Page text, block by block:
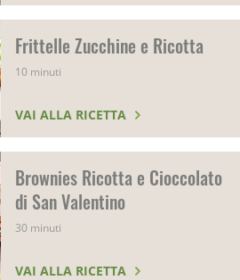
Frittelle Zucchine e Ricotta
10 minuti
VAI ALLA RICETTA
Brownies Ricotta e Cioccolato
di San Valentino
30 minuti
VAI ALLA RICETTA